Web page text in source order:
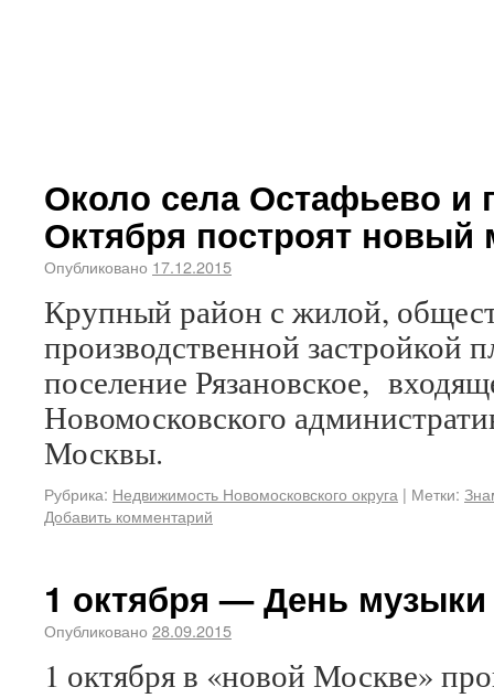
Около села Остафьево и
Октября построят новый
Опубликовано 17.12.2015
Крупный район с жилой,
производственной застройкой
поселение Рязановское,
Новомосковского
Москвы.
Рубрика: Недвижимость Новомосковского округа | Метки:
Добавить комментарий
1 октября — День
Опубликовано 28.09.2015
1 октября в «новой Москве»